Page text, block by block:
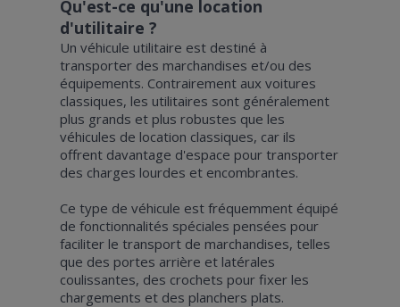
Qu'est-ce qu'une location
d'utilitaire ?
Un véhicule utilitaire est destiné à
transporter des marchandises et/ou des
équipements. Contrairement aux voitures
classiques, les utilitaires sont généralement
plus grands et plus robustes que les
véhicules de location classiques, car ils
offrent davantage d'espace pour transporter
des charges lourdes et encombrantes.
Ce type de véhicule est fréquemment équipé
de fonctionnalités spéciales pensées pour
faciliter le transport de marchandises, telles
que des portes arrière et latérales
coulissantes, des crochets pour fixer les
chargements et des planchers plats.